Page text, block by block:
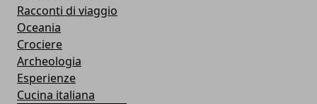
Racconti di viaggio
Oceania
Crociere
Archeologia
Esperienze
Cucina italiana